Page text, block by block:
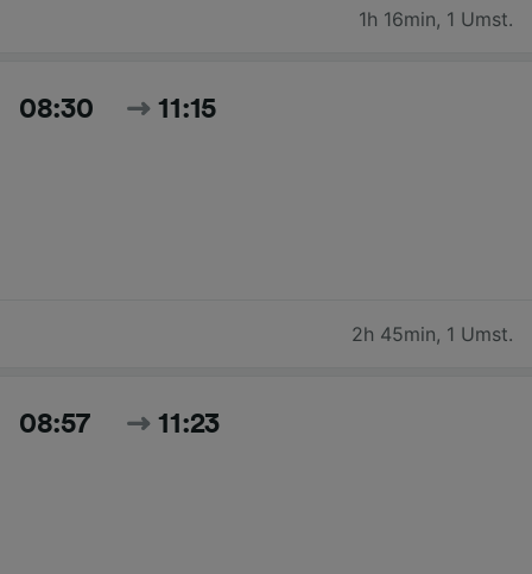
1h 16min, 1 Umst.
08:30 11:15
2h 45min, 1 Umst.
08:57 11:23